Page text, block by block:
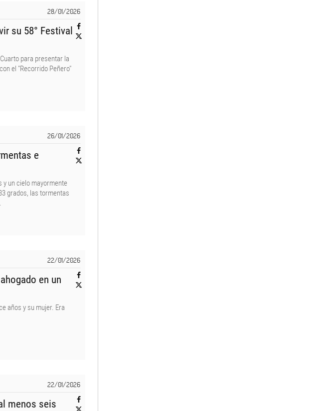
28/01/2026
su 58° Festival
para presentar la
el "Recorrido Peñero"
26/01/2026
e
y un cielo mayormente
grados, las tormentas
22/01/2026
en un
años y su mujer. Era
22/01/2026
menos seis